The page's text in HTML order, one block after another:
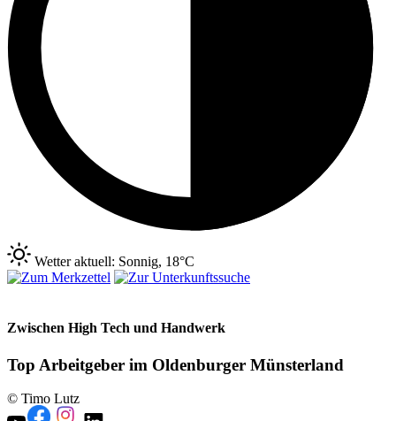
Wetter aktuell: Sonnig, 18°C
Zwischen High Tech und Handwerk
Top Arbeitgeber im Oldenburger Münsterland
© Timo Lutz